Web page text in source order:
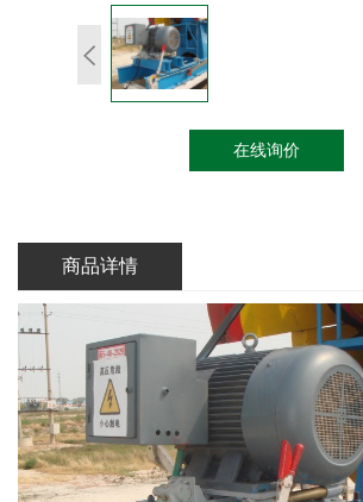
在线询价
商品详情